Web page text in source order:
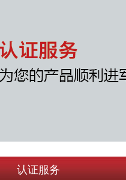
认证服务